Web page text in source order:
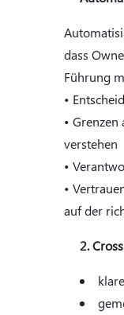
dass
Führung
•
•
verstehen
•
•
auf der